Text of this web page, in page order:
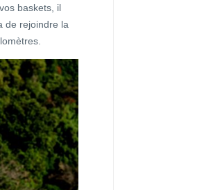
baskets, il
de rejoindre la